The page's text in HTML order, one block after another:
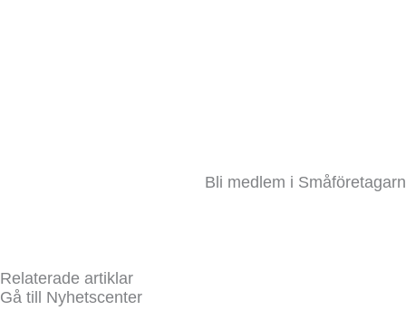
Bli medlem i
Relaterade artiklar
Gå till Nyhetscenter